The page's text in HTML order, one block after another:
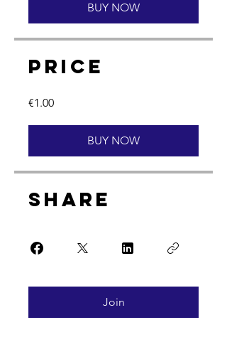
BUY NOW
price
€1.00
BUY NOW
Share
Join